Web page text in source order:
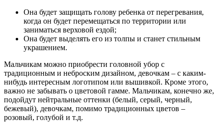
Она будет защищать голову ребенка от перегревания,
когда он будет перемещаться по территории или
заниматься верховой ездой;
Она будет выделять его из толпы и станет стильным
украшением.
Мальчикам можно приобрести головной убор с
традиционным и неброским дизайном, девочкам – с каким-
нибудь интересным логотипом или вышивкой. Кроме этого,
важно не забывать о цветовой гамме. Мальчикам, конечно же,
подойдут нейтральные оттенки (белый, серый, черный,
бежевый), девочкам, помимо традиционных цветов –
розовый, голубой и т.д.